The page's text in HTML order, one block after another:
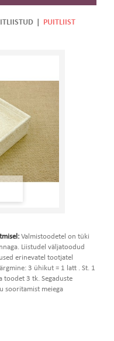
PUITLIIST
Valmistoodetel on tüki
Liistudel väljatoodud
erinevatel tootjatel
3 ühikut = 1 latt . St. 1
toodet 3 tk. Segaduste
sooritamist meiega